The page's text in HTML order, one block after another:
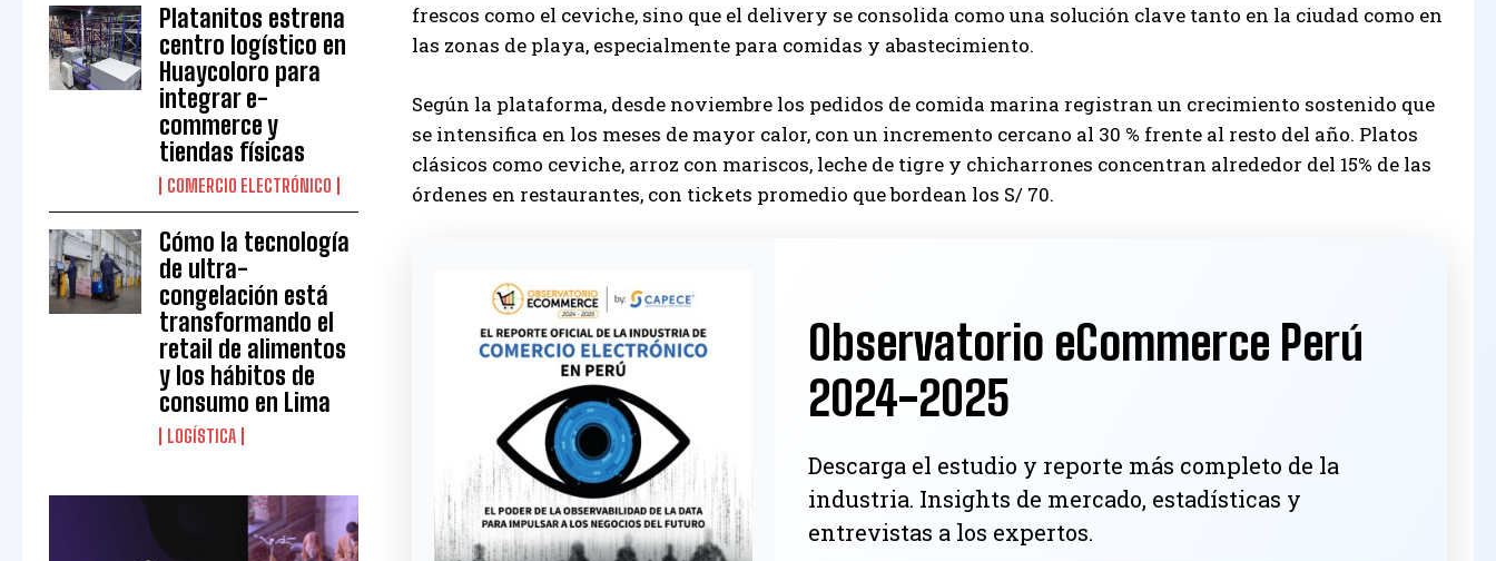
Platanitos estrena
centro logístico en
Huaycoloro para
integrar e-
commerce y
tiendas físicas
COMERCIO ELECTRÓNICO
Cómo la tecnología
de ultra-
congelación está
transformando el
retail de alimentos
y los hábitos de
consumo en Lima
LOGÍSTICA
frescos como el ceviche, sino que el delivery se consolida como una solución clave tanto en la ciudad como en
las zonas de playa, especialmente para comidas y abastecimiento.
Según la plataforma, desde noviembre los pedidos de comida marina registran un crecimiento sostenido que
se intensifica en los meses de mayor calor, con un incremento cercano al 30 % frente al resto del año. Platos
clásicos como ceviche, arroz con mariscos, leche de tigre y chicharrones concentran alrededor del 15% de las
órdenes en restaurantes, con tickets promedio que bordean los S/ 70.
Observatorio eCommerce Perú
2024-2025
Descarga el estudio y reporte más completo de la
industria. Insights de mercado, estadísticas y
entrevistas a los expertos.